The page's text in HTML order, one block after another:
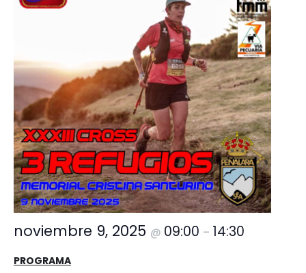
noviembre 9, 2025 @ 09:00 – 14:30
PROGRAMA